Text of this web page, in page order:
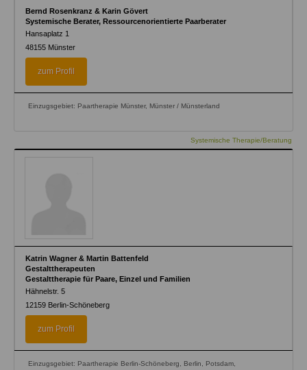
Bernd Rosenkranz & Karin Gövert
Systemische Berater, Ressourcenorientierte Paarberater
Hansaplatz 1
48155 Münster
zum Profil
Einzugsgebiet: Paartherapie Münster, Münster / Münsterland
Systemische Therapie/Beratung
Katrin Wagner & Martin Battenfeld
Gestalttherapeuten
Gestalttherapie für Paare, Einzel und Familien
Hähnelstr. 5
12159 Berlin-Schöneberg
zum Profil
Einzugsgebiet: Paartherapie Berlin-Schöneberg, Berlin, Potsdam,